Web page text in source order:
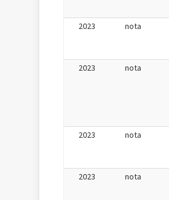
2023 nota
2023 nota
2023 nota
2023 nota